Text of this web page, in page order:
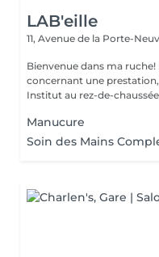
LAB'eille
11, Avenue de la Porte-
Bienvenue dans ma
concernant une
Institut au rez-de-
Manucure
Soin des Mains